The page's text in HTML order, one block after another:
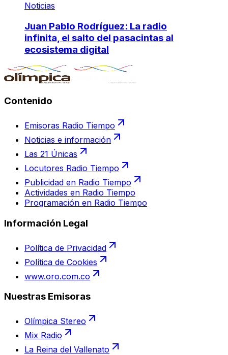
Noticias
Juan Pablo Rodríguez: La radio
infinita, el salto del pasacintas al
ecosistema digital
Contenido
Emisoras Radio Tiempo
Noticias e información
Las 21 Únicas
Locutores Radio Tiempo
Publicidad en Radio Tiempo
Actividades en Radio Tiempo
Programación en Radio Tiempo
Información Legal
Política de Privacidad
Política de Cookies
www.oro.com.co
Nuestras Emisoras
Olímpica Stereo
Mix Radio
La Reina del Vallenato